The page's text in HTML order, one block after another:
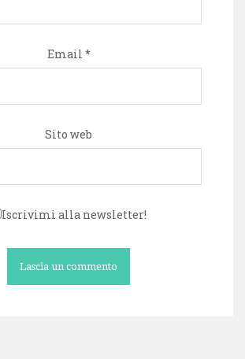
Email *
Sito web
Iscrivimi alla newsletter!